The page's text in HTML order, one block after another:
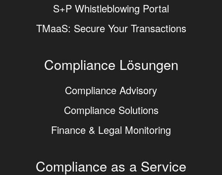
S+P Whistleblowing Portal
TMaaS: Secure Your Transactions
Compliance Lösungen
Compliance Advisory
Compliance Solutions
Finance & Legal Monitoring
Compliance as a Service